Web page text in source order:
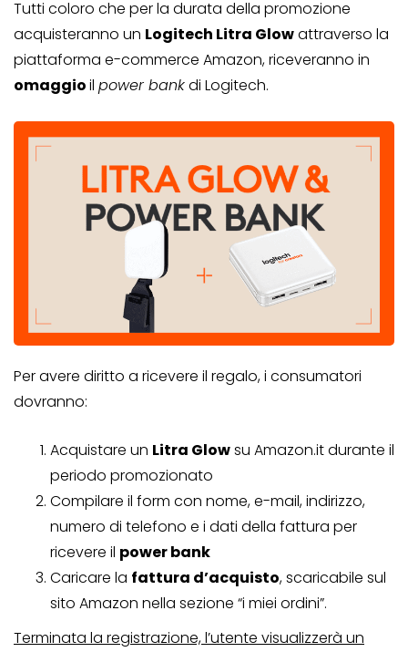
Tutti coloro che per la durata della promozione
acquisteranno un Logitech Litra Glowattraverso la
piattaforma e-commerce Amazon, riceveranno in
omaggioil power bankdi Logitech.
Per avere diritto a ricevere il regalo, i consumatori
dovranno:
Acquistare un Litra Glowsu Amazon.it durante il
periodo promozionato
Compilare il form con nome, e-mail, indirizzo,
numero di telefono e i dati della fattura per
ricevere il power bank
Caricare la fattura d’acquisto, scaricabile sul
sito Amazon nella sezione “i miei ordini”.
Terminata la registrazione, l’utente visualizzerà un